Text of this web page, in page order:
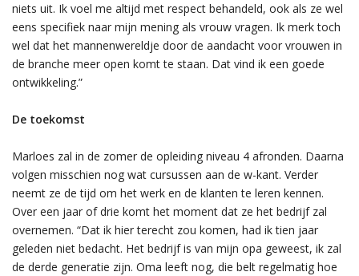
niets uit. Ik voel me altijd met respect behandeld, ook als ze wel
eens specifiek naar mijn mening als vrouw vragen. Ik merk toch
wel dat het mannenwereldje door de aandacht voor vrouwen in
de branche meer open komt te staan. Dat vind ik een goede
ontwikkeling.”
De toekomst
Marloes zal in de zomer de opleiding niveau 4 afronden. Daarna
volgen misschien nog wat cursussen aan de w-kant. Verder
neemt ze de tijd om het werk en de klanten te leren kennen.
Over een jaar of drie komt het moment dat ze het bedrijf zal
overnemen. “Dat ik hier terecht zou komen, had ik tien jaar
geleden niet bedacht. Het bedrijf is van mijn opa geweest, ik zal
de derde generatie zijn. Oma leeft nog, die belt regelmatig hoe